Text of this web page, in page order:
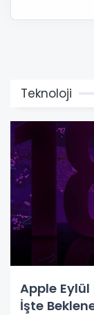
Teknoloji
Apple Eylül
İşte